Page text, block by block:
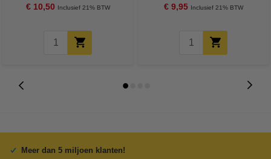
€ 10,50 Inclusief 21% BTW € 9,95 Inclusief 21% BTW
Meer dan 5 miljoen klanten!